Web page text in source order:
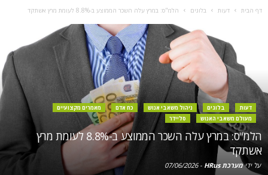
דף הבית דעות בלוגים הלמ"ס: במרץ עלה השכר הממוצע ב-8.8% לעומת מרץ אשתקד
דעות בלוגים ניהול משאבי אנוש כח אדם
מאמרים מקצועיים
מעולם משאבי האנוש
סליידר
הלמ"ס: במרץ עלה השכר הממוצע ב-8.8% לעומת מרץ
אשתקד
על ידימערכת HRus -
07/06/2026